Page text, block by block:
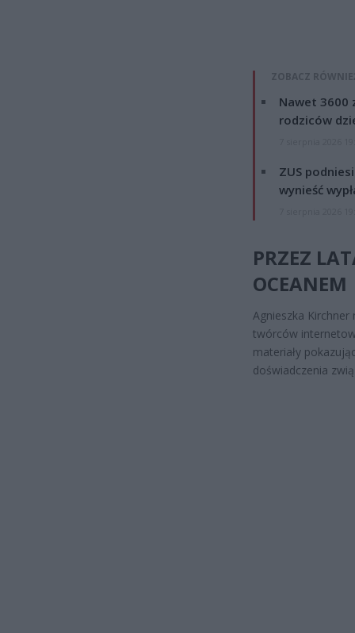
ZOBACZ
Nawet 3600
rodziców
ZUS
wynieść
PRZEZ
OCEANEM
Agnieszka
twórców
materiały
doświadczenia